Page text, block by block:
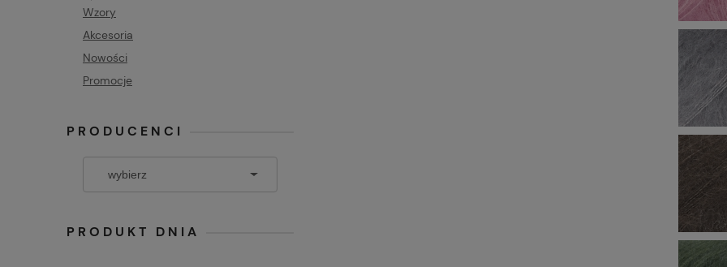
Wzory
Akcesoria
Nowości
Promocje
PRODUCENCI
PRODUKT DNIA